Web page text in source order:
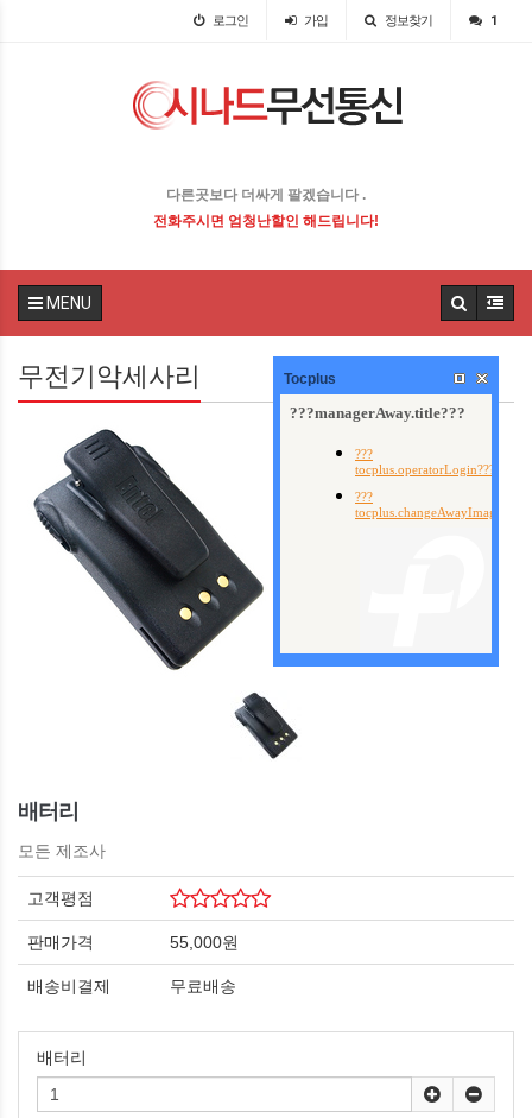
로그인 가입 정보찾기 1
다른곳보다 더싸게 팔겠습니다 .
전화주시면 엄청난할인 해드립니다!
MENU
무전기악세사리
배터리
모든 제조사
고객평점
판매가격 55,000원
배송비결제 무료배송
배터리
Tocplus